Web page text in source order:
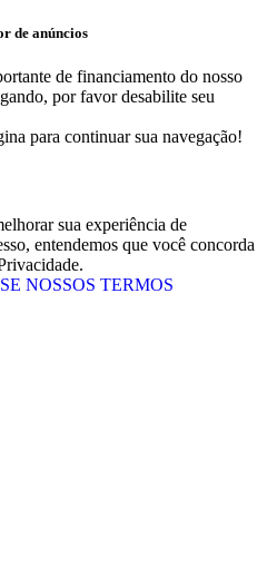
de anúncios
de financiamento do nosso
por favor desabilite seu
para continuar sua navegação!
sua experiência de
entendemos que você concorda
NOSSOS TERMOS